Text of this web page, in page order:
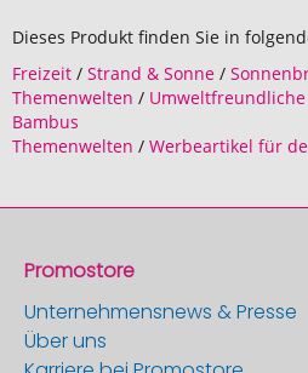
Dieses Produkt finden Sie in
Freizeit / Strand & Sonne /
Themenwelten /
Bambus
Themenwelten / Werbeartikel für
Promostore
Unternehmensnews & Presse
Über uns